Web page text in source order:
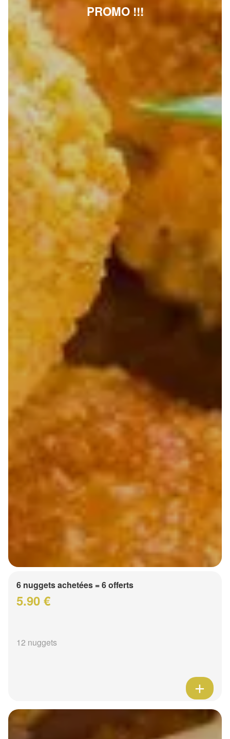
PROMO !!!
6 nuggets achetées = 6 offerts
5.90 €
12 nuggets